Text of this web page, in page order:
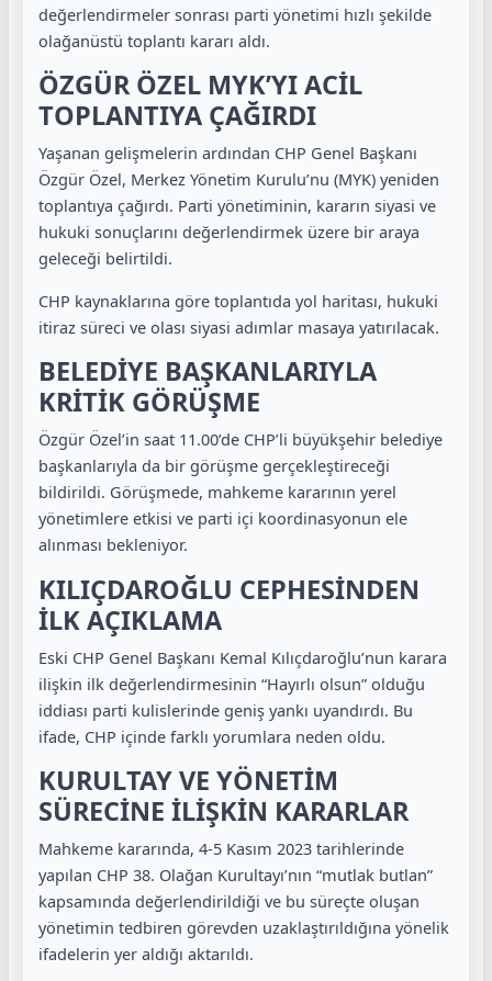
değerlendirmeler sonrası parti yönetimi hızlı şekilde
olağanüstü toplantı kararı aldı.
ÖZGÜR ÖZEL MYK’YI ACİL
TOPLANTIYA ÇAĞIRDI
Yaşanan gelişmelerin ardından CHP Genel Başkanı
Özgür Özel, Merkez Yönetim Kurulu’nu (MYK) yeniden
toplantıya çağırdı. Parti yönetiminin, kararın siyasi ve
hukuki sonuçlarını değerlendirmek üzere bir araya
geleceği belirtildi.
CHP kaynaklarına göre toplantıda yol haritası, hukuki
itiraz süreci ve olası siyasi adımlar masaya yatırılacak.
BELEDİYE BAŞKANLARIYLA
KRİTİK GÖRÜŞME
Özgür Özel’in saat 11.00’de CHP’li büyükşehir belediye
başkanlarıyla da bir görüşme gerçekleştireceği
bildirildi. Görüşmede, mahkeme kararının yerel
yönetimlere etkisi ve parti içi koordinasyonun ele
alınması bekleniyor.
KILIÇDAROĞLU CEPHESİNDEN
İLK AÇIKLAMA
Eski CHP Genel Başkanı Kemal Kılıçdaroğlu’nun karara
ilişkin ilk değerlendirmesinin “Hayırlı olsun” olduğu
iddiası parti kulislerinde geniş yankı uyandırdı. Bu
ifade, CHP içinde farklı yorumlara neden oldu.
KURULTAY VE YÖNETİM
SÜRECİNE İLİŞKİN KARARLAR
Mahkeme kararında, 4-5 Kasım 2023 tarihlerinde
yapılan CHP 38. Olağan Kurultayı’nın “mutlak butlan”
kapsamında değerlendirildiği ve bu süreçte oluşan
yönetimin tedbiren görevden uzaklaştırıldığına yönelik
ifadelerin yer aldığı aktarıldı.